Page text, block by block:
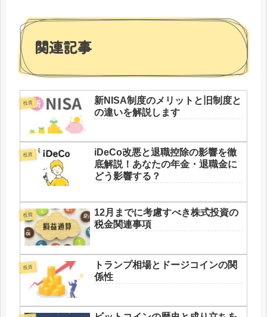
関連記事
投資
新NISA制度のメリットと旧制度と
の違いを解説します
投資
iDeCo改悪と退職控除の影響を徹
底解説！あなたの年金・退職金に
どう影響する？
投資
12月までに考慮すべき株式投資の
税金関連事項
投資
トランプ相場とドージコインの関
係性